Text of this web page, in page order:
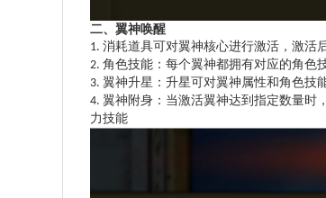
二、翼神唤醒
1. 消耗道具可对翼神核心进行激活，激活
2. 角色技能： 每个翼神都拥有对应的角色
3. 翼神升星： 升星可对翼神属性和角色技
4. 翼神附身： 当激活翼神达到指定数量时
力技能